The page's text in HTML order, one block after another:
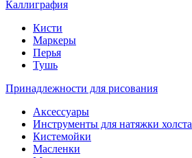
Каллиграфия
Кисти
Маркеры
Перья
Тушь
Принадлежности для рисования
Аксессуары
Инструменты для натяжки холста
Кистемойки
Масленки